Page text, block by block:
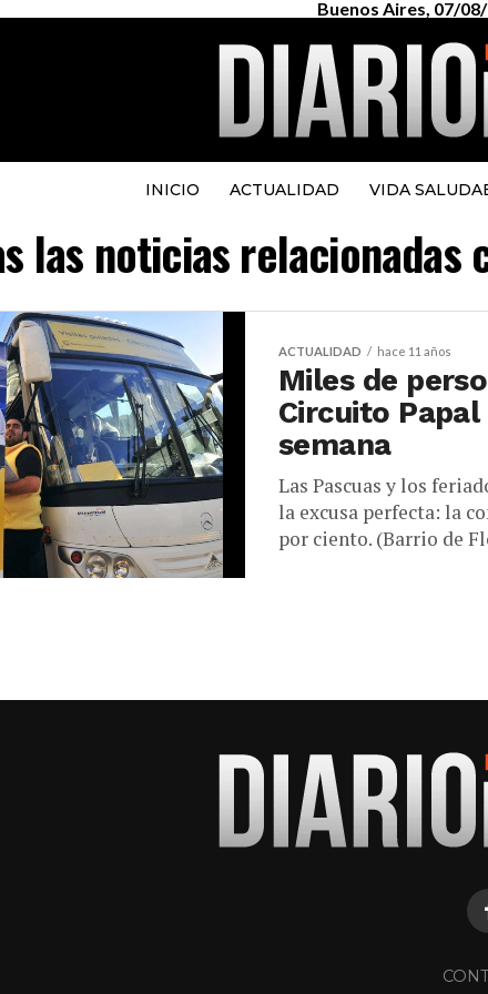
Buenos Aires, 07/
INICIO ACTUALIDAD VIDA
las noticias
ACTUALIDAD hace 11 años
Miles de
Circuito
semana
Las Pascuas y los
la excusa perfecta: la
por ciento. (Barrio de